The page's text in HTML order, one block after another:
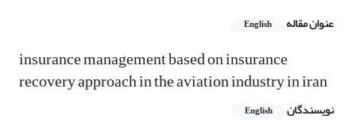
عنوان مقاله English
insurance management based on insurance
recovery approach in the aviation industry in iran
نویسندگان English